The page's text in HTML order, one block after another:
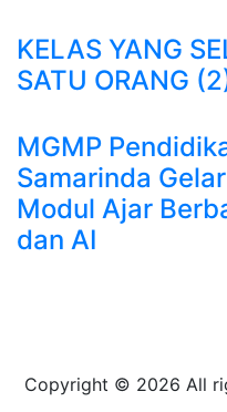
KELAS YANG
SATU ORANG
MGMP
Samarinda
Modul Ajar
dan AI
Copyright © 2026 All